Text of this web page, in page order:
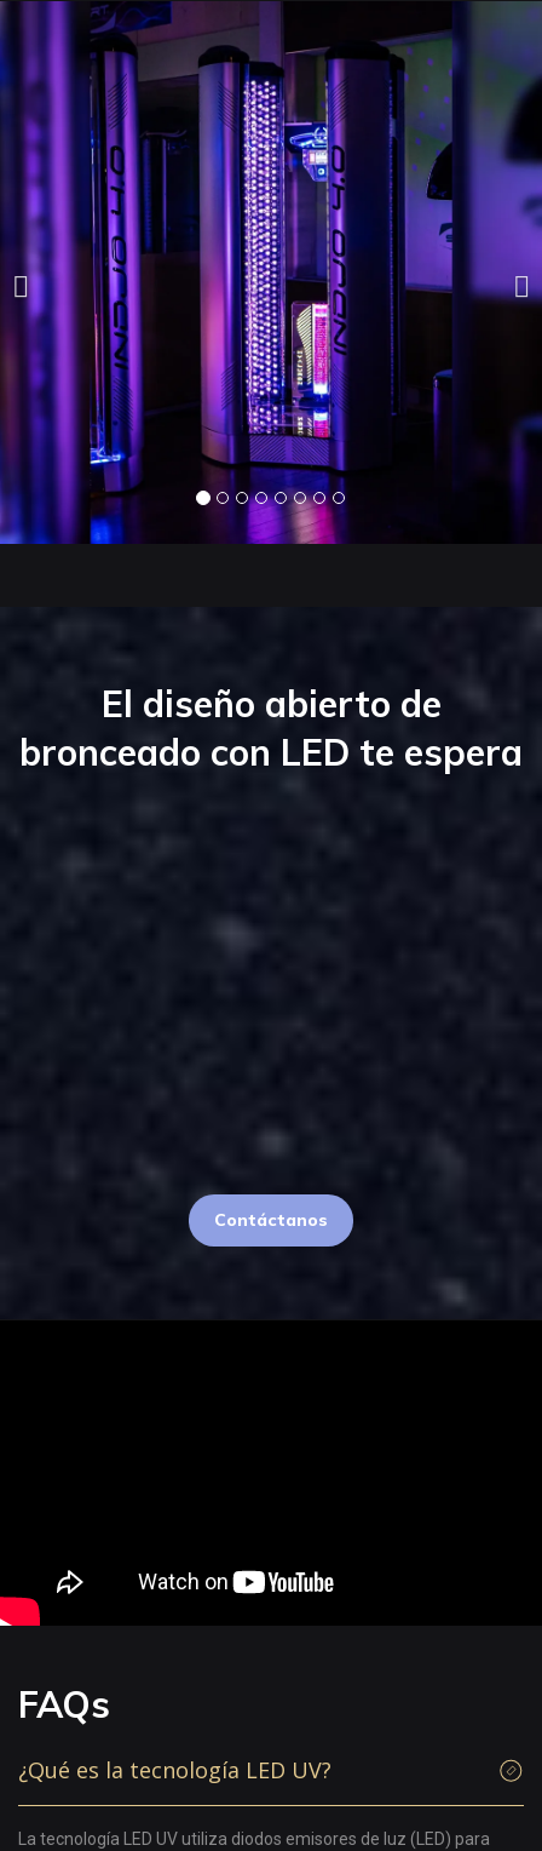
El diseño abierto de
bronceado con LED te espera
Contáctanos
FAQs
¿Qué es la tecnología LED UV?
La tecnología LED UV utiliza diodos emisores de luz (LED) para